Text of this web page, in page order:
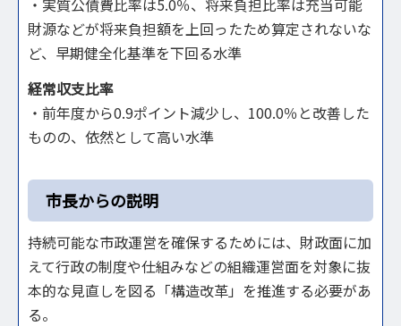
財源などが将来負担額を上回ったため算定されないな
ど、早期健全化基準を下回る水準
経常収支比率
・前年度から0.9ポイント減少し、100.0％と改善した
ものの、依然として高い水準
市長からの説明
持続可能な市政運営を確保するためには、財政面に加
えて行政の制度や仕組みなどの組織運営面を対象に抜
本的な見直しを図る「構造改革」を推進する必要があ
る。